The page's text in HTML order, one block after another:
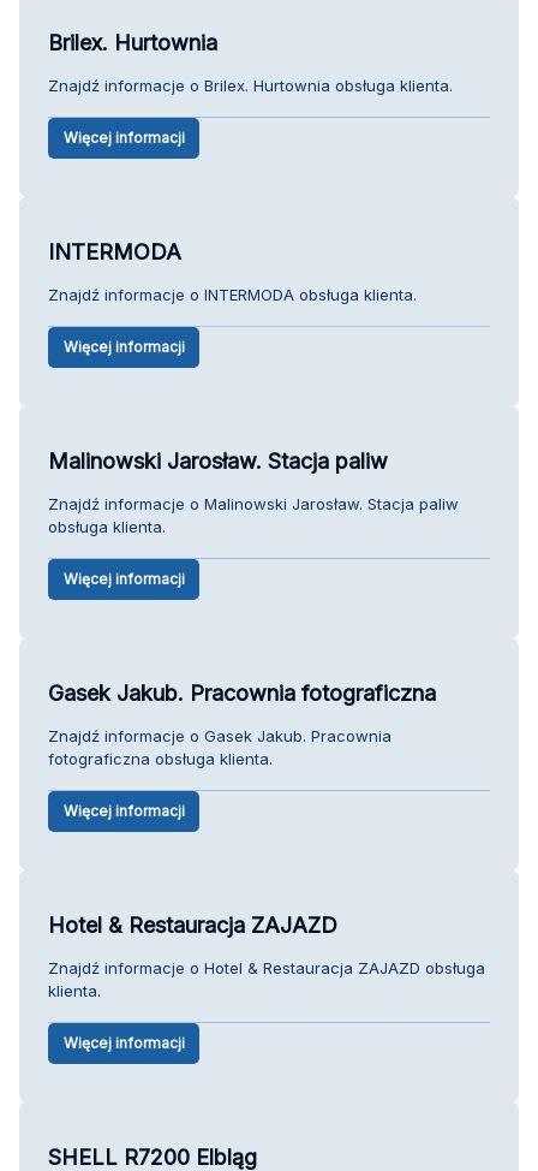
Brilex. Hurtownia
Znajdź informacje o Brilex. Hurtownia obsługa klienta.
Więcej informacji
INTERMODA
Znajdź informacje o INTERMODA obsługa klienta.
Więcej informacji
Malinowski Jarosław. Stacja paliw
Znajdź informacje o Malinowski Jarosław. Stacja paliw
obsługa klienta.
Więcej informacji
Gasek Jakub. Pracownia fotograficzna
Znajdź informacje o Gasek Jakub. Pracownia
fotograficzna obsługa klienta.
Więcej informacji
Hotel & Restauracja ZAJAZD
Znajdź informacje o Hotel & Restauracja ZAJAZD obsługa
klienta.
Więcej informacji
SHELL R7200 Elbląg